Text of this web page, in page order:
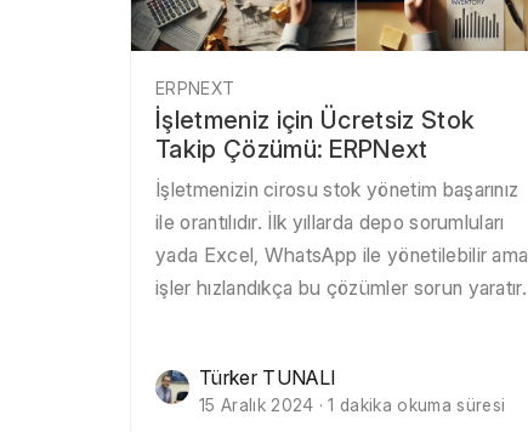
ERPNEXT
İşletmeniz için Ücretsiz Stok
Takip Çözümü: ERPNext
İşletmenizin cirosu stok yönetim başarınız
ile orantılıdır. İlk yıllarda depo sorumluları
yada Excel, WhatsApp ile yönetilebilir ama
işler hızlandıkça bu çözümler sorun yaratır.
Türker TUNALI
15 Aralık 2024 · 1 dakika okuma süresi